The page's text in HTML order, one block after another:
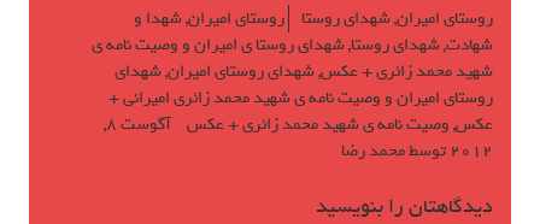
روستای امیران,شهدای روستا روستای امیران,شهدا و
شهادت,شهدای روستا,شهدای روستا ی امیران و وصیت نامه ی
شهید محمد زائری + عکس,شهدای روستای امیران,شهدای
روستای امیران و وصیت نامه ی شهید محمد زائری امیرانی +
عکس,وصیت نامه ی شهید محمد زائری + عکس
آگوست 8,
2012 توسطمحمد رضا
دیدگاهتان را بنویسید